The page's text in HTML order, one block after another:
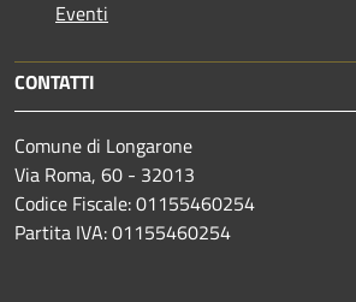
Eventi
CONTATTI
Comune di Longarone
Via Roma, 60 - 32013
Codice Fiscale: 01155460254
Partita IVA: 01155460254